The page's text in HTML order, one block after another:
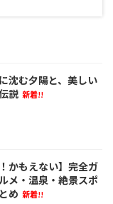
沈む夕陽と、美しい
説 新着!!
かもえない】完全ガ
メ・温泉・絶景スポ
め 新着!!